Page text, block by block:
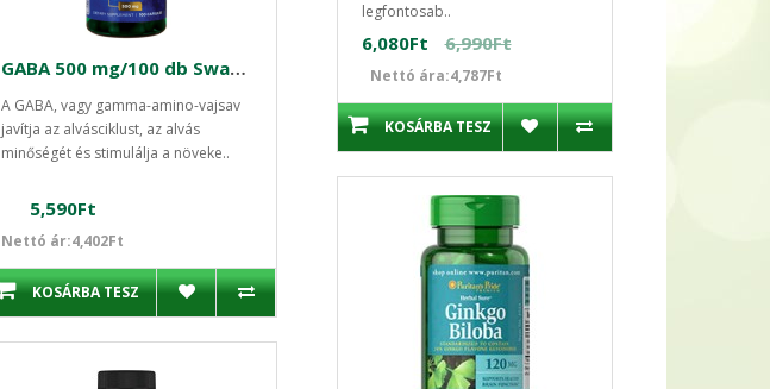
GABA 500 mg/100 db Swanson
A GABA, vagy gamma-amino-vajsav
javítja az alvásciklust, az alvás
minőségét és stimulálja a növeke..
5,590Ft
Nettó ár:4,402Ft
KOSÁRBA TESZ
legfontosab..
6,080Ft 6,990Ft
Nettó ára:4,787Ft
KOSÁRBA TESZ